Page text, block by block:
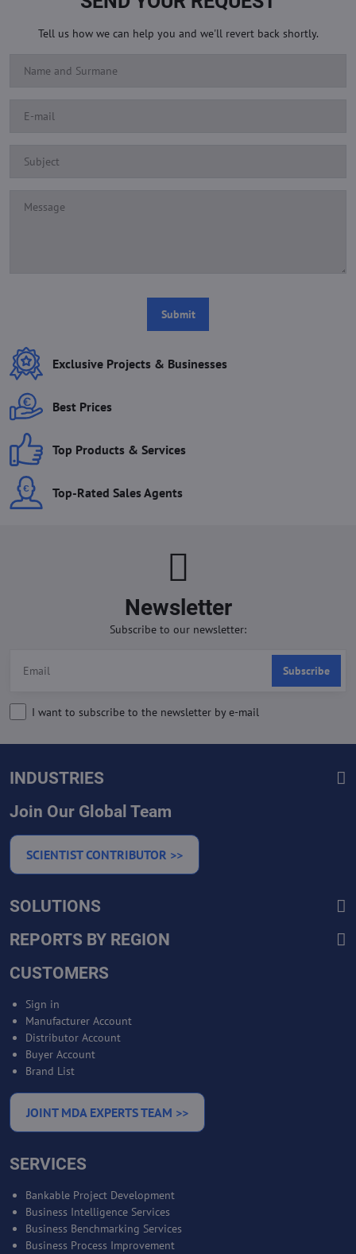
Tell us how we can help you and we'll revert back shortly.
Submit
Exclusive Projects & Businesses
Best Prices
Top Products & Services
Top-Rated Sales Agents
Newsletter
Subscribe to our newsletter:
Subscribe
I want to subscribe to the newsletter by e-mail
INDUSTRIES
Join Our Global Team
SCIENTIST CONTRIBUTOR >>
SOLUTIONS
REPORTS BY REGION
CUSTOMERS
Sign in
Manufacturer Account
Distributor Account
Buyer Account
Brand List
JOINT MDA EXPERTS TEAM >>
SERVICES
Bankable Project Development
Business Intelligence Services
Business Benchmarking Services
Business Process Improvement